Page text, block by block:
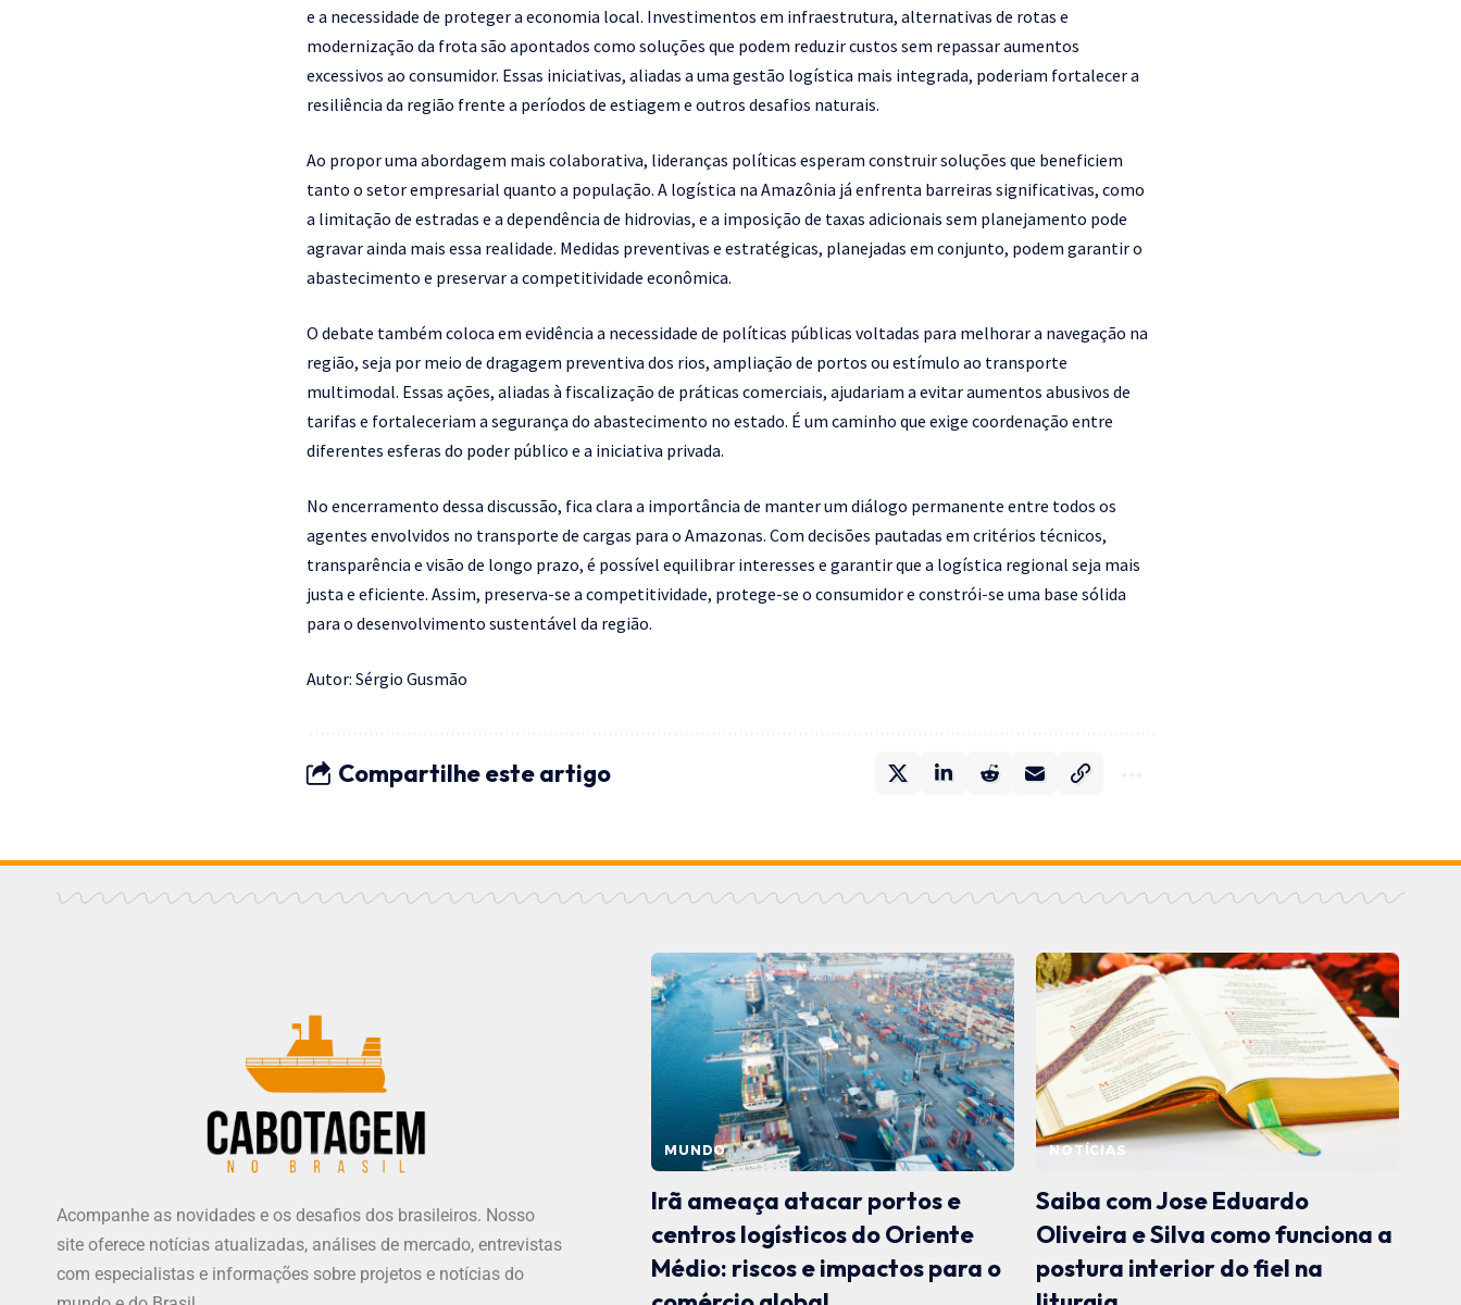
e a necessidade de proteger a economia local. Investimentos em infraestrutura, alternativas de rotas e
modernização da frota são apontados como soluções que podem reduzir custos sem repassar aumentos
excessivos ao consumidor. Essas iniciativas, aliadas a uma gestão logística mais integrada, poderiam fortalecer a
resiliência da região frente a períodos de estiagem e outros desafios naturais.
Ao propor uma abordagem mais colaborativa, lideranças políticas esperam construir soluções que beneficiem
tanto o setor empresarial quanto a população. A logística na Amazônia já enfrenta barreiras significativas, como
a limitação de estradas e a dependência de hidrovias, e a imposição de taxas adicionais sem planejamento pode
agravar ainda mais essa realidade. Medidas preventivas e estratégicas, planejadas em conjunto, podem garantir o
abastecimento e preservar a competitividade econômica.
O debate também coloca em evidência a necessidade de políticas públicas voltadas para melhorar a navegação na
região, seja por meio de dragagem preventiva dos rios, ampliação de portos ou estímulo ao transporte
multimodal. Essas ações, aliadas à fiscalização de práticas comerciais, ajudariam a evitar aumentos abusivos de
tarifas e fortaleceriam a segurança do abastecimento no estado. É um caminho que exige coordenação entre
diferentes esferas do poder público e a iniciativa privada.
No encerramento dessa discussão, fica clara a importância de manter um diálogo permanente entre todos os
agentes envolvidos no transporte de cargas para o Amazonas. Com decisões pautadas em critérios técnicos,
transparência e visão de longo prazo, é possível equilibrar interesses e garantir que a logística regional seja mais
justa e eficiente. Assim, preserva-se a competitividade, protege-se o consumidor e constrói-se uma base sólida
para o desenvolvimento sustentável da região.
Autor: Sérgio Gusmão
Compartilhe este artigo
Acompanhe as novidades e os desafios dos brasileiros. Nosso
site oferece notícias atualizadas, análises de mercado, entrevistas
com especialistas e informações sobre projetos e notícias do
MUNDO
Irã ameaça atacar portos e
centros logísticos do Oriente
Médio: riscos e impactos para o
NOTÍCIAS
Saiba com Jose Eduardo
Oliveira e Silva como funciona a
postura interior do fiel na